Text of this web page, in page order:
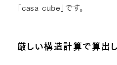
「casa cube」です。
厳しい構造計算で算出